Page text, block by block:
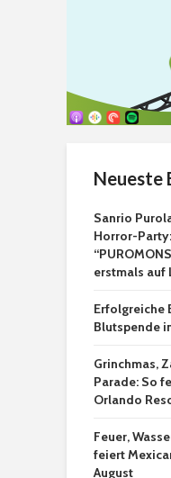
Neueste
Sanrio
Horror-Party:
erstmals auf
Erfolgreiche
Blutspende
Grinchmas,
Parade: So
Orlando
Feuer,
feiert
August